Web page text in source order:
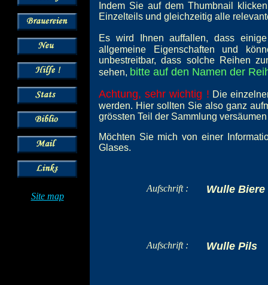
Site map
Indem Sie auf dem Thumbnail
Einzelteils und gleichzeitig alle
Es wird Ihnen auffallen, dass
allgemeine Eigenschaften und
unbestreitbar, dass solche Reihen
sehen, bitte auf den Namen der
Achtung, sehr wichtig ! Die
werden. Hier sollten Sie also ganz
grössten Teil der Sammlung versäumen
Möchten Sie mich von einer
Glases.
Aufschrift : Wulle Biere
Aufschrift : Wulle Pils